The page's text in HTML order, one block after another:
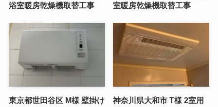
浴室暖房乾燥機取替工事
室暖房乾燥機取替工事
東京都世田谷区 M様 壁掛け
神奈川県大和市 T様 2室用